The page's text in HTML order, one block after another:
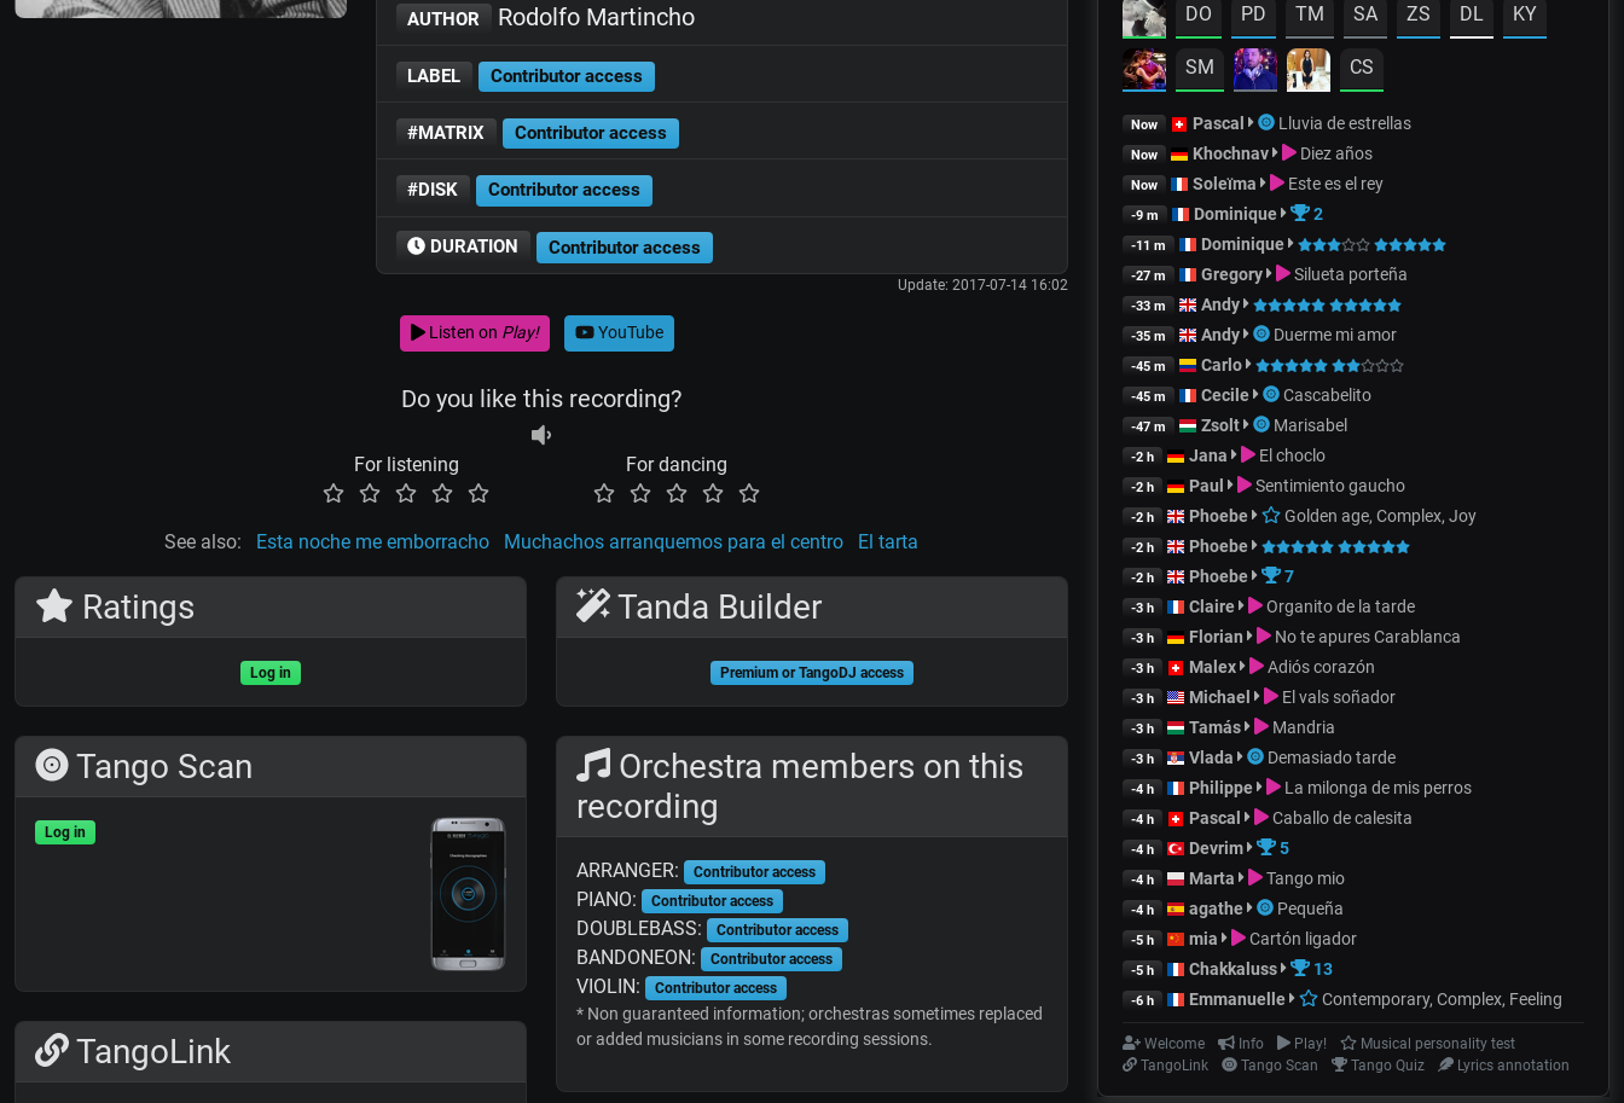
AUTHOR Rodolfo Martincho
LABEL Contributor access
#MATRIX Contributor access
#DISK Contributor access
DURATION Contributor access
Update: 2017-07-14 16:02
Listen on Play! YouTube
Do you like this recording?
For listening For dancing
See also: Esta noche me emborracho Muchachos arranquemos para el centro El tarta
Ratings
Log in
Tango Scan
Log in
TangoLink
Tanda Builder
Premium or TangoDJ access
Orchestra members on this
recording
ARRANGER: Contributor access
PIANO: Contributor access
DOUBLEBASS: Contributor access
BANDONEON: Contributor access
VIOLIN: Contributor access
* Non guaranteed information; orchestras sometimes replaced
or added musicians in some recording sessions.
DO PD TM SA ZS DL KY
SM CS
Now Pascal Lluvia de estrellas
Now Khochnav Diez años
Now Soleïma Este es el rey
-9 m Dominique 2
-11 m Dominique
-27 m Gregory Silueta porteña
-33 m Andy
-35 m Andy Duerme mi amor
-45 m Carlo
-45 m Cecile Cascabelito
-47 m Zsolt Marisabel
-2 h Jana El choclo
-2 h Paul Sentimiento gaucho
-2 h Phoebe Golden age, Complex, Joy
-2 h Phoebe
-2 h Phoebe 7
-3 h Claire Organito de la tarde
-3 h Florian No te apures Carablanca
-3 h Malex Adiós corazón
-3 h Michael El vals soñador
-3 h Tamás Mandria
-3 h Vlada Demasiado tarde
-4 h Philippe La milonga de mis perros
-4 h Pascal Caballo de calesita
-4 h Devrim 5
-4 h Marta Tango mio
-4 h agathe Pequeña
-5 h mia Cartón ligador
-5 h Chakkaluss 13
-6 h Emmanuelle Contemporary, Complex, Feeling
Welcome Info Play!
Musical personality test
TangoLink
Tango Scan Tango Quiz Lyrics annotation